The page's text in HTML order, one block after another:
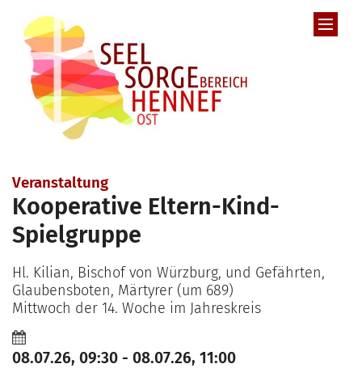
Veranstaltung
Kooperative Eltern-Kind-
Spielgruppe
Hl. Kilian, Bischof von Würzburg, und Gefährten,
Glaubensboten, Märtyrer (um 689)
Mittwoch der 14. Woche im Jahreskreis
08.07.26, 09:30 - 08.07.26, 11:00